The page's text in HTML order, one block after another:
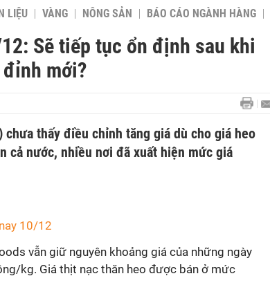
LIỆU VÀNG NÔNG SẢN BÁO CÁO NGÀNH HÀNG
Sẽ tiếp tục ổn định sau khi
mới?
chưa thấy điều chỉnh tăng giá dù cho giá heo
cả nước, nhiều nơi đã xuất hiện mức giá
10/12
vẫn giữ nguyên khoảng giá của những ngày
kg. Giá thịt nạc thăn heo được bán ở mức